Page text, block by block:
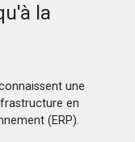
la
une
en
(ERP).